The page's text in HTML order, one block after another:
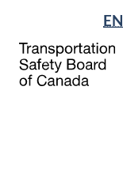
EN